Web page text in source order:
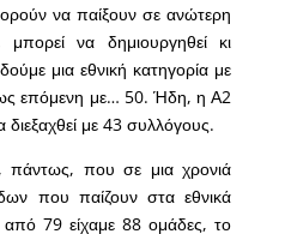
να παίξουν σε ανώτερη
μπορεί να δημιουργηθεί κι
μια εθνική κατηγορία με
επόμενη με… 50. Ήδη, η Α2
διεξαχθεί με 43 συλλόγους.
πάντως, που σε μια χρονιά
που παίζουν στα εθνικά
79 είχαμε 88 ομάδες, το